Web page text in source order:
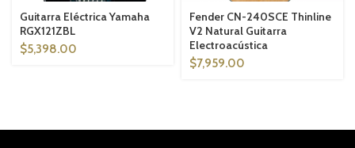
Guitarra Eléctrica Yamaha
RGX121ZBL
$5,398.00
Fender CN-240SCE Thinline
V2 Natural Guitarra
Electroacústica
$7,959.00